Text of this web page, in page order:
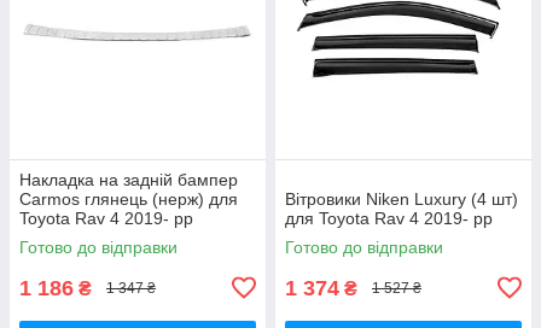
Накладка на задній бампер
Carmos глянець (нерж) для
Toyota Rav 4 2019- рр
Готово до відправки
1 186 ₴ 1 347 ₴
Вітровики Niken Luxury (4 шт)
для Toyota Rav 4 2019- рр
Готово до відправки
1 374 ₴ 1 527 ₴